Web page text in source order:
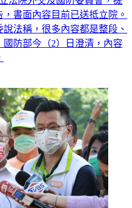
書面內容目前已送抵立院。
法稱，很多內容都是整段、
防部今（2）日澄清，內容